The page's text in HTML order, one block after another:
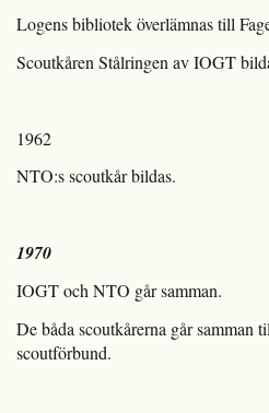
Logens bibliotek överlämnas till
Scoutkåren Stålringen av IOGT
1962
NTO:s scoutkår bildas.
1970
IOGT och NTO går samman.
De båda scoutkårerna går samman
scoutförbund.